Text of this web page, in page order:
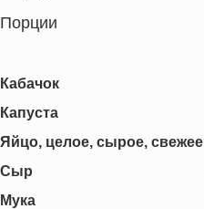
Порции
Кабачок
Капуста
Яйцо, целое, сырое, свежее
Сыр
Мука